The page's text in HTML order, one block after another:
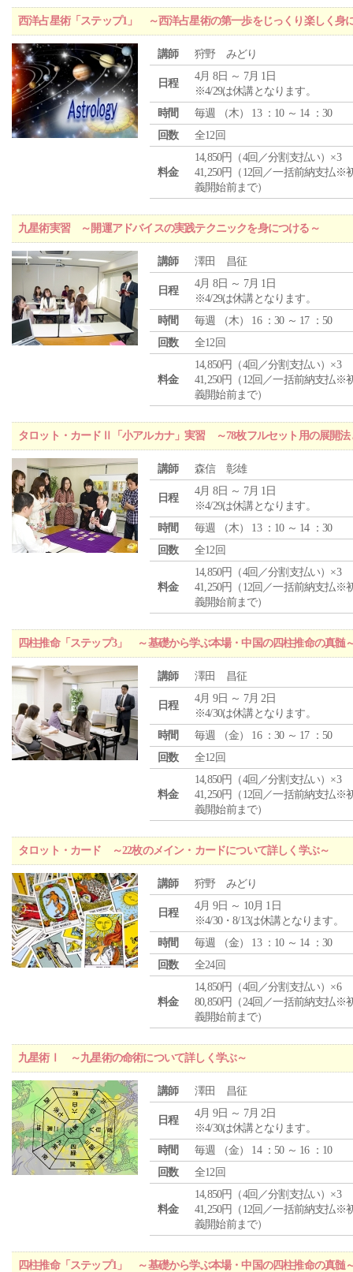
西洋占星術「ステップ1」 ～西洋占星術の第一歩をじっくり楽しく身
講師 狩野 みどり
日程
4月 8日 ～ 7月 1日
※4/29は休講となります。
時間
毎週 （木） 13 ：10 ～ 14 ：30
回数
全12回
料金
14,850円（4回／分割支払い）×3
41,250円（12回／一括前納支払※
義開始前まで）
九星術実習 ～開運アドバイスの実践テクニックを身につける～
講師 澤田 昌征
日程
4月 8日 ～ 7月 1日
※4/29は休講となります。
時間
毎週 （木） 16 ：30 ～ 17 ：50
回数
全12回
料金
14,850円（4回／分割支払い）×3
41,250円（12回／一括前納支払※
義開始前まで）
タロット・カードⅡ「小アルカナ」実習 ～78枚フルセット用の展開法
講師 森信 彰雄
日程
4月 8日 ～ 7月 1日
※4/29は休講となります。
時間
毎週 （木） 13 ：10 ～ 14 ：30
回数
全12回
料金
14,850円（4回／分割支払い）×3
41,250円（12回／一括前納支払※
義開始前まで）
四柱推命「ステップ3」 ～基礎から学ぶ本場・中国の四柱推命の真髄
講師 澤田 昌征
日程
4月 9日 ～ 7月 2日
※4/30は休講となります。
時間
毎週 （金） 16 ：30 ～ 17 ：50
回数
全12回
料金
14,850円（4回／分割支払い）×3
41,250円（12回／一括前納支払※
義開始前まで）
タロット・カード ～22枚のメイン・カードについて詳しく学ぶ～
講師 狩野 みどり
日程
4月 9日 ～ 10月 1日
※4/30・8/13は休講となります。
時間
毎週 （金） 13 ：10 ～ 14 ：30
回数
全24回
料金
14,850円（4回／分割支払い）×6
80,850円（24回／一括前納支払※
義開始前まで）
九星術Ⅰ ～九星術の命術について詳しく学ぶ～
講師 澤田 昌征
日程
4月 9日 ～ 7月 2日
※4/30は休講となります。
時間
毎週 （金） 14 ：50 ～ 16 ：10
回数
全12回
料金
14,850円（4回／分割支払い）×3
41,250円（12回／一括前納支払※
義開始前まで）
四柱推命「ステップ1」 ～基礎から学ぶ本場・中国の四柱推命の真髄